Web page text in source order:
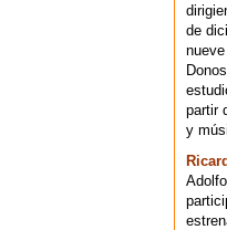
de
partir
y